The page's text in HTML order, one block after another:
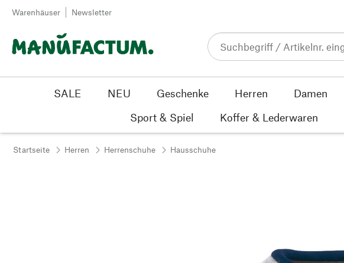
Zum Inhalt springen
Warenhäuser Newsletter
SALE NEU Geschenke Herren Damen
Sport & Spiel
Koffer & Lederwaren
Startseite Herren Herrenschuhe Hausschuhe